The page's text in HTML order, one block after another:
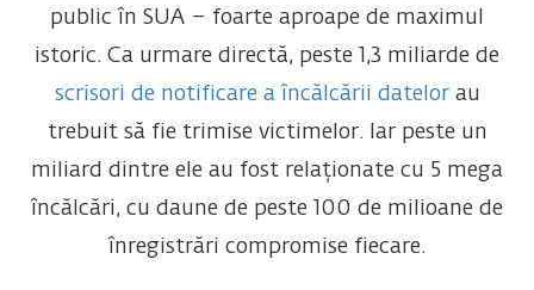
public în SUA – foarte aproape de maximul
istoric. Ca urmare directă, peste 1,3 miliarde de
scrisori de notificare a încălcării datelorau
trebuit să fie trimise victimelor. Iar peste un
miliard dintre ele au fost relaționate cu 5 mega
încălcări, cu daune de peste 100 de milioane de
înregistrări compromise fiecare.